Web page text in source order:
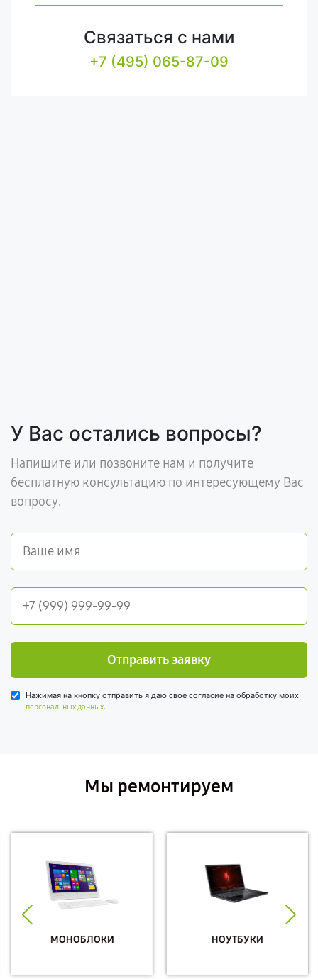
Связаться с нами
+7 (495) 065-87-09
У Вас остались вопросы?
Напишите или позвоните нам и получите
бесплатную консультацию по интересующему Вас
вопросу.
Отправить заявку
Нажимая на кнопку отправить я даю свое согласие на обработку моих
персональных данных.
Мы ремонтируем
МОНОБЛОКИ НОУТБУКИ